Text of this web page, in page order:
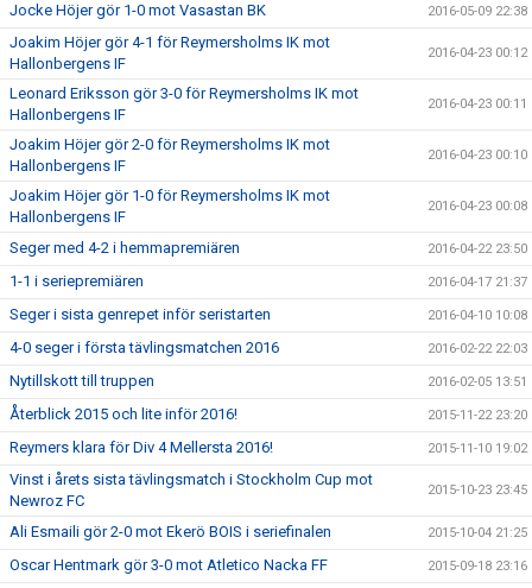
Jocke Höjer gör 1-0 mot Vasastan BK 2016-05-09 22:38
Joakim Höjer gör 4-1 för Reymersholms IK mot
Hallonbergens IF
2016-04-23 00:12
Leonard Eriksson gör 3-0 för Reymersholms IK mot
Hallonbergens IF
2016-04-23 00:11
Joakim Höjer gör 2-0 för Reymersholms IK mot
Hallonbergens IF
2016-04-23 00:10
Joakim Höjer gör 1-0 för Reymersholms IK mot
Hallonbergens IF
2016-04-23 00:08
Seger med 4-2 i hemmapremiären 2016-04-22 23:50
1-1 i seriepremiären 2016-04-17 21:37
Seger i sista genrepet inför seristarten 2016-04-10 10:08
4-0 seger i första tävlingsmatchen 2016 2016-02-22 22:03
Nytillskott till truppen 2016-02-05 13:51
Återblick 2015 och lite inför 2016! 2015-11-22 23:20
Reymers klara för Div 4 Mellersta 2016! 2015-11-10 19:02
Vinst i årets sista tävlingsmatch i Stockholm Cup mot
Newroz FC
2015-10-23 23:45
Ali Esmaili gör 2-0 mot Ekerö BOIS i seriefinalen 2015-10-04 21:25
Oscar Hentmark gör 3-0 mot Atletico Nacka FF 2015-09-18 23:16